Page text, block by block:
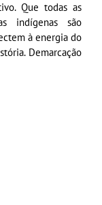
Que todas as
indígenas são
à energia do
Demarcação